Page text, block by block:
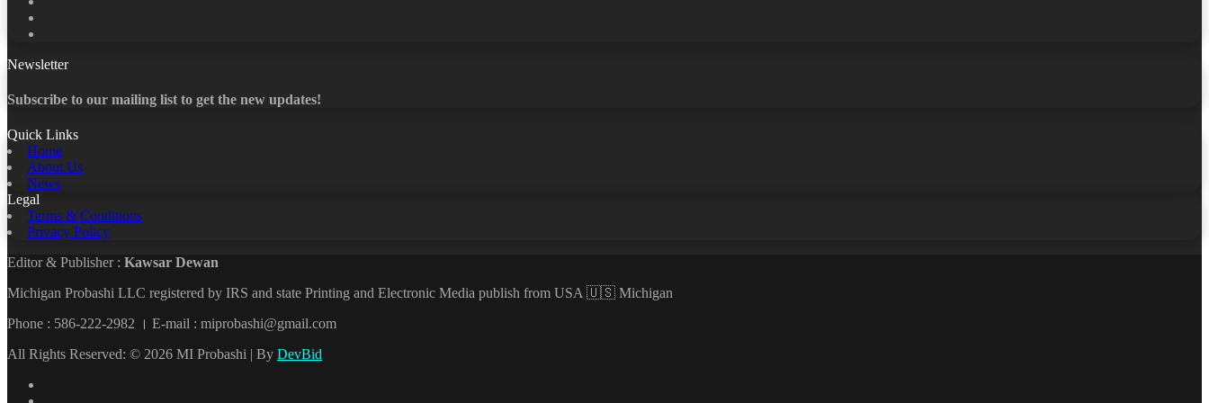
Newsletter
Subscribe to our mailing list to get the new updates!
Quick Links
Home
About Us
News
Legal
Terms & Conditions
Privacy Policy
Editor & Publisher : Kawsar Dewan
Michigan Probashi LLC registered by IRS and state Printing and Electronic Media publish from USA 🇺🇸 Michigan
Phone : 586-222-2982 । E-mail : miprobashi@gmail.com
All Rights Reserved: © 2026 MI Probashi | By DevBid